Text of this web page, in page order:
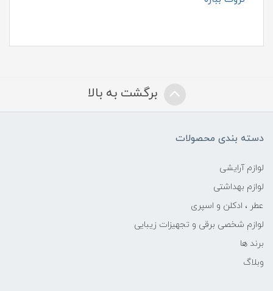
برگشت به بالا
دسته بندی محصولات
لوازم آرایشی
لوازم بهداشتی
عطر ، ادکلن و اسپری
لوازم شخصی برقی و تجهیزات زیبایی
برند ها
وبلاگ